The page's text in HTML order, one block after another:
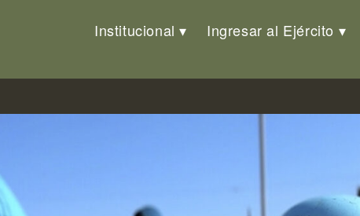
Institucional Ingresar al Ejército